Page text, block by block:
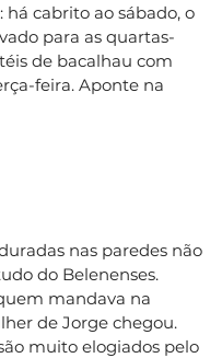
cabrito ao sábado, o
para as quartas-
de bacalhau com
feira. Aponte na
nas paredes não
do Belenenses.
mandava na
de Jorge chegou.
muito elogiados pelo